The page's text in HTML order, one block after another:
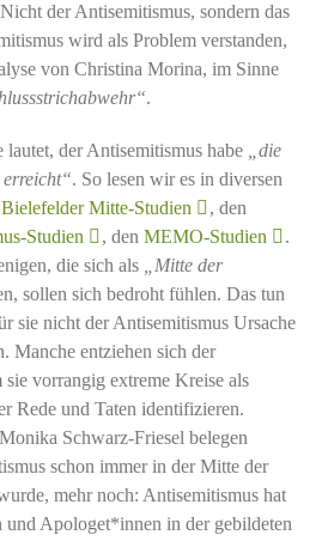
der Antisemitismus, sondern das
wird als Problem verstanden,
von Christina Morina, im Sinne
.
der Antisemitismus habe
„die
. So lesen wir es in diversen
Bielefelder Mitte-Studien
, den
Studien
, den MEMO-Studien
.
die sich als
„Mitte der
sollen sich bedroht fühlen. Das tun
sie nicht der Antisemitismus Ursache
Manche entziehen sich der
vorrangig extreme Kreise als
Rede und Taten identifizieren.
Schwarz-Friesel belegen
schon immer in der Mitte der
mehr noch: Antisemitismus hat
und Apologet*innen in der gebildeten